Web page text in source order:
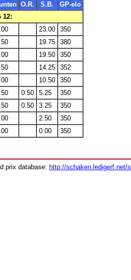
O.R. S.B.
GP-elo
12:
23.00
350
19.75
380
19.50
350
14.25
352
10.50
350
0.50 5.25
350
0.50 3.25
350
2.50
350
0.00 350
prix database: http://schaken.ledigerf.net/